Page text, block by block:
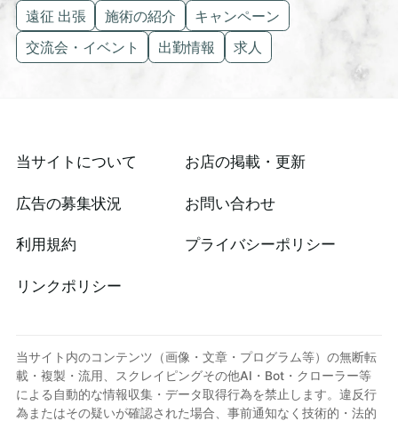
遠征 出張 施術の紹介
キャンペーン
交流会・イベント
出勤情報 求人
当サイトについて お店の掲載・更新
広告の募集状況 お問い合わせ
利用規約 プライバシーポリシー
リンクポリシー
当サイト内のコンテンツ（画像・文章・プログラム等）の無断転
載・複製・流用、スクレイピングその他AI・Bot・クローラー等
による自動的な情報収集・データ取得行為を禁止します。違反行
為またはその疑いが確認された場合、事前通知なく技術的・法的